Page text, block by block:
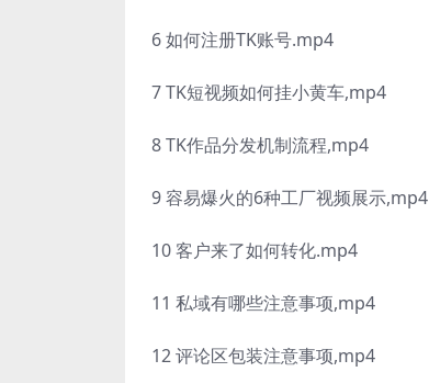
6 如何注册TK账号.mp4
7 TK短视频如何挂小黄车,mp4
8 TK作品分发机制流程,mp4
9 容易爆火的6种工厂视频展示,mp4
10 客户来了如何转化.mp4
11 私域有哪些注意事项,mp4
12 评论区包装注意事项,mp4